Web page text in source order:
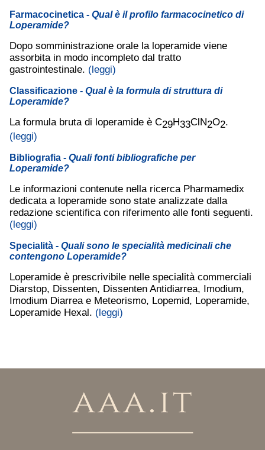
Farmacocinetica - Qual è il profilo farmacocinetico di
Loperamide?
Dopo somministrazione orale la loperamide viene
assorbita in modo incompleto dal tratto
gastrointestinale. (leggi)
Classificazione - Qual è la formula di struttura di
Loperamide?
La formula bruta di loperamide è C29H33ClN2O2.
(leggi)
Bibliografia - Quali fonti bibliografiche per
Loperamide?
Le informazioni contenute nella ricerca Pharmamedix
dedicata a loperamide sono state analizzate dalla
redazione scientifica con riferimento alle fonti seguenti.
(leggi)
Specialità - Quali sono le specialità medicinali che
contengono Loperamide?
Loperamide è prescrivibile nelle specialità commerciali
Diarstop, Dissenten, Dissenten Antidiarrea, Imodium,
Imodium Diarrea e Meteorismo, Lopemid, Loperamide,
Loperamide Hexal. (leggi)